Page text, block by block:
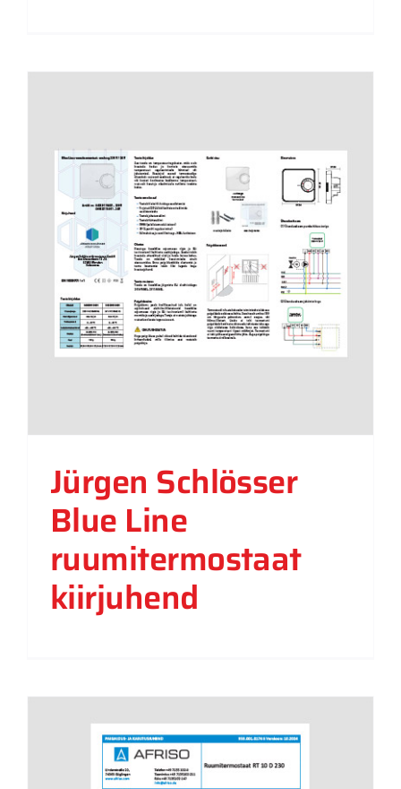
Jürgen Schlösser
Blue Line
ruumitermostaat
kiirjuhend